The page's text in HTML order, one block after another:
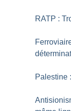
RATP :
Palestine